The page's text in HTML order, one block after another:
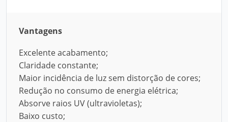
Vantagens
Excelente acabamento;
Claridade constante;
Maior incidência de luz sem distorção de cores;
Redução no consumo de energia elétrica;
Absorve raios UV (ultravioletas);
Baixo custo;